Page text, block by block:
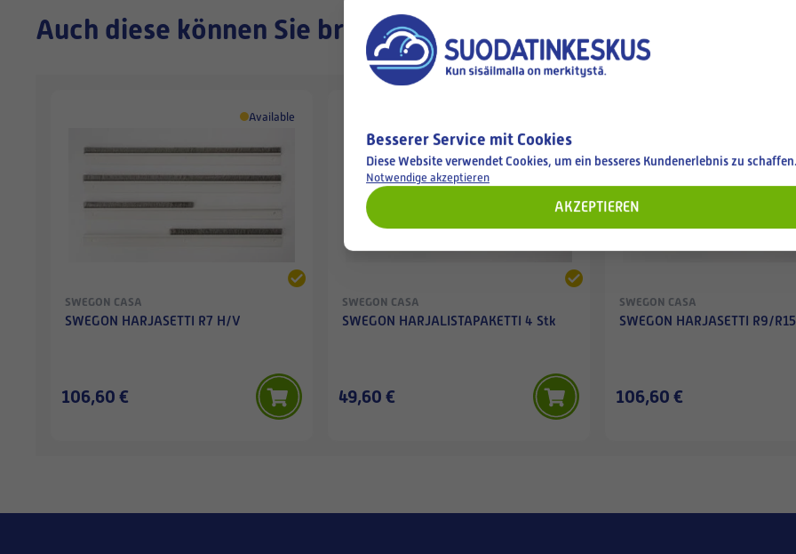
Auch diese können Sie brauchen
Available
SWEGON CASA
SWEGON HARJASETTI R7 H/V
106,60 €
SWEGON CASA
SWEGON HARJALISTAPAKETTI 4 Stk
49,60 €
SWEGON CASA
SWEGON HARJASETTI R9/
106,60 €
Besserer Service mit Cookies
Diese Website verwendet Cookies, um ein besseres Kundenerlebnis zu schaffen.
Notwendige akzeptieren
AKZEPTIEREN